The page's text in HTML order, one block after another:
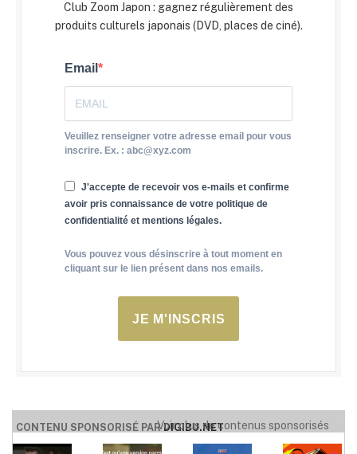
Club Zoom Japon : gagnez régulièrement des
produits culturels japonais (DVD, places de ciné).
Email
Veuillez renseigner votre adresse email pour vous
inscrire. Ex. : abc@xyz.com
J'accepte de recevoir vos e-mails et confirme
avoir pris connaissance de votre politique de
confidentialité et mentions légales.
Vous pouvez vous désinscrire à tout moment en
cliquant sur le lien présent dans nos emails.
JE M'INSCRIS
CONTENU SPONSORISÉ PARDIGIBU.NET
Voir plus de contenus sponsorisés